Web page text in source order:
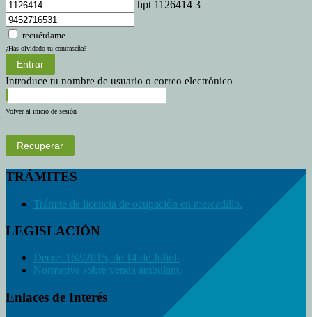
hpt 1126414 3
recuérdame
¿Has olvidado tu contraseña?
Entrar
Introduce tu nombre de usuario o correo electrónico
Volver al inicio de sesión
Recuperar
TRÁMITES
Trámite de licencia de ocupación en mercadillo.
LEGISLACIÓN
Decret 162/2015, de 14 de Juliol.
Normativa sobre venda ambulant.
Enlaces de Interés